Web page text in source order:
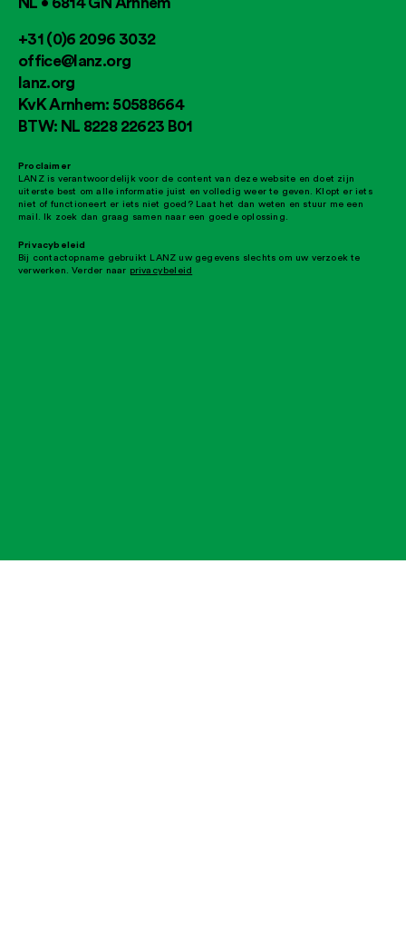
+31 (0)6 2096 3032
office@lanz.org
lanz.org
KvK Arnhem: 50588664
BTW: NL 8228 22623 B01
Proclaimer
LANZ is verantwoordelijk voor de content van deze website en doet zijn
uiterste best om alle informatie juist en volledig weer te geven. Klopt er iets
niet of functioneert er iets niet goed? Laat het dan weten en stuur me een
mail. Ik zoek dan graag samen naar een goede oplossing.
Privacybeleid
Bij contactopname gebruikt LANZ uw gegevens slechts om uw verzoek te
verwerken. Verder naar privacybeleid